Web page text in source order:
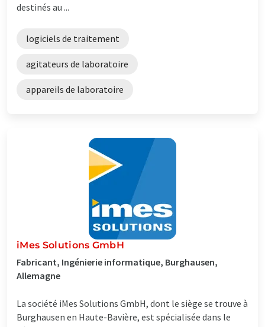
destinés au ...
logiciels de traitement
agitateurs de laboratoire
appareils de laboratoire
iMes Solutions GmbH
Fabricant, Ingénierie informatique, Burghausen,
Allemagne
La société iMes Solutions GmbH, dont le siège se trouve à
Burghausen en Haute-Bavière, est spécialisée dans le